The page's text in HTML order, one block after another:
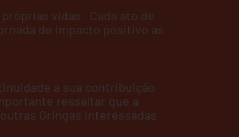
vidas. Cada ato de
de impacto positivo as
a sua contribuição
ressaltar que a
Gringas interessadas